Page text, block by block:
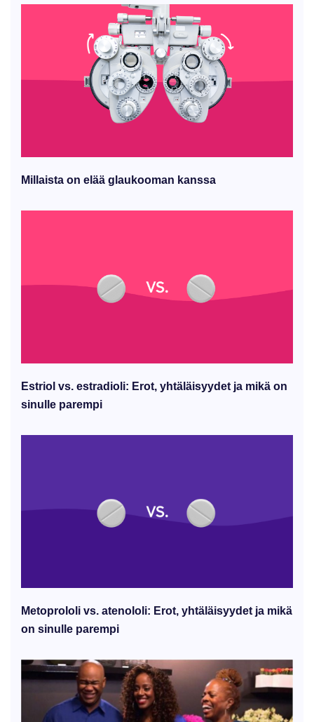
Millaista on elää glaukooman kanssa
Estriol vs. estradioli: Erot, yhtäläisyydet ja mikä on
sinulle parempi
Metoprololi vs. atenololi: Erot, yhtäläisyydet ja mikä
on sinulle parempi